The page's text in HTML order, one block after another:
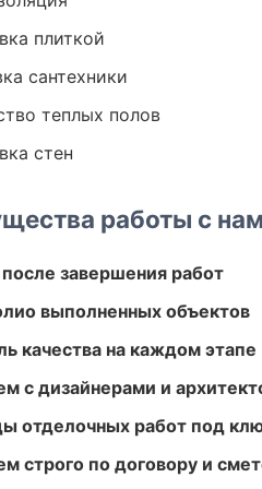
плиткой
сантехники
теплых полов
стен
работы с
завершения работ
выполненных объектов
качества на каждом этапе
с дизайнерами и
отделочных работ под
строго по договору и